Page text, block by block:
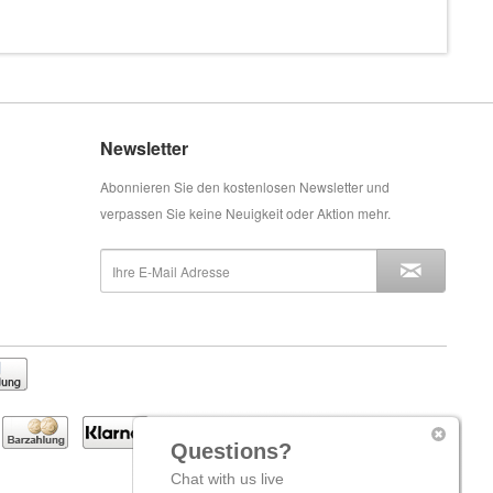
Newsletter
Abonnieren Sie den kostenlosen Newsletter und
verpassen Sie keine Neuigkeit oder Aktion mehr.
Questions?
Chat with us live